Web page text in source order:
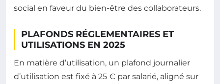
social en faveur du bien-être des collaborateurs.
PLAFONDS RÉGLEMENTAIRES ET
UTILISATIONS EN 2025
En matière d’utilisation, un plafond journalier
d’utilisation est fixé à 25 € par salarié, aligné sur